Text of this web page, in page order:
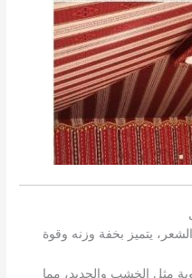
يتميز بخفة وزنه وقوة
مثل الخشب والحديد، مما